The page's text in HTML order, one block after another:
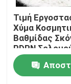
Βίντεο
Περίπου
Γύρος
Τιμή
Χύμα
Βαθμίδας
PDRN